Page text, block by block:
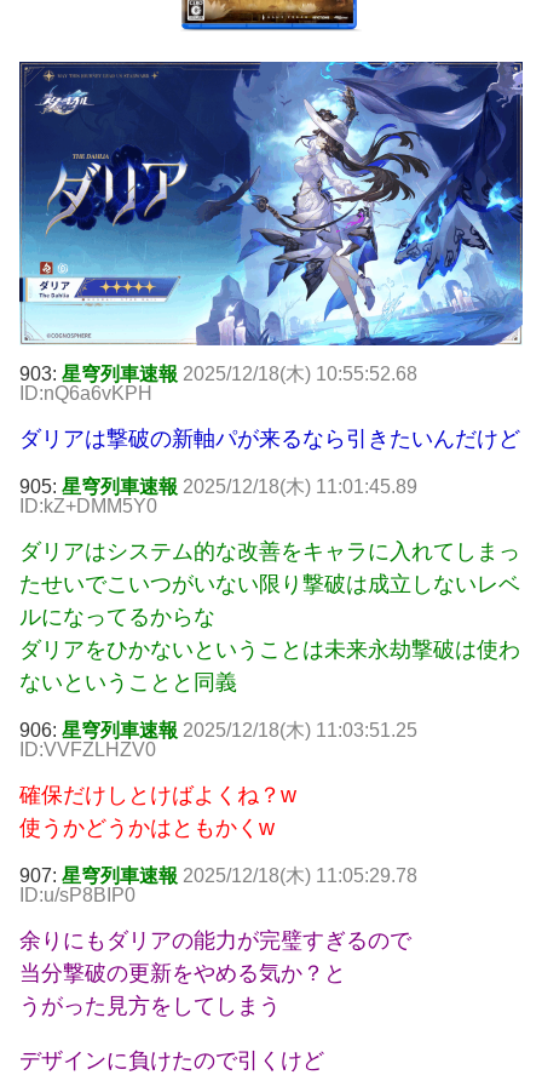
903: 星穹列車速報 2025/12/18(木) 10:55:52.68
ID:nQ6a6vKPH
ダリアは撃破の新軸パが来るなら引きたいんだけど
905: 星穹列車速報 2025/12/18(木) 11:01:45.89
ID:kZ+DMM5Y0
ダリアはシステム的な改善をキャラに入れてしまっ
たせいでこいつがいない限り撃破は成立しないレベ
ルになってるからな
ダリアをひかないということは未来永劫撃破は使わ
ないということと同義
906: 星穹列車速報 2025/12/18(木) 11:03:51.25
ID:VVFZLHZV0
確保だけしとけばよくね？w
使うかどうかはともかくw
907: 星穹列車速報 2025/12/18(木) 11:05:29.78
ID:u/sP8BIP0
余りにもダリアの能力が完璧すぎるので
当分撃破の更新をやめる気か？と
うがった見方をしてしまう
デザインに負けたので引くけど